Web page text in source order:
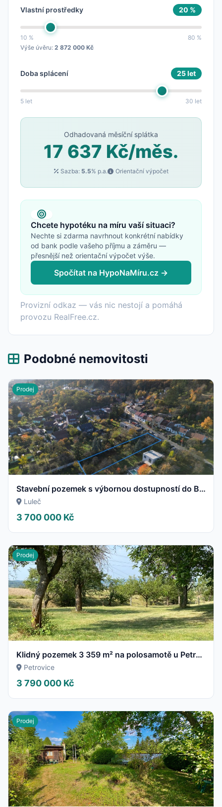
Vlastní prostředky 20 %
10 %
80 %
Výše úvěru: 2 872 000 Kč
Doba splácení 25 let
5 let 30 let
Odhadovaná měsíční splátka
17 637 Kč/měs.
Sazba: 5.5% p.a. Orientační výpočet
Chcete hypotéku na míru vaší situaci?
Nechte si zdarma navrhnout konkrétní nabídky
od bank podle vašeho příjmu a záměru —
přesnější než orientační výpočet výše.
Spočítat na HypoNaMíru.cz →
Provizní odkaz — vás nic nestojí a pomáhá
provozu RealFree.cz.
Podobné nemovitosti
Prodej
Stavební pozemek s výbornou dostupností do Brna a Vyškova
Luleč
3 700 000 Kč
Prodej
Klidný pozemek 3 359 m² na polosamotě u Petrovic
Petrovice
3 790 000 Kč
Prodej